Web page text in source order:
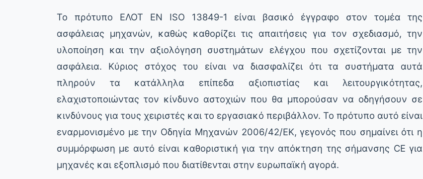
Το πρότυπο ΕΛΟΤ EN ISO 13849-1 είναι βασικό έγγραφο στον τομέα της
ασφάλειας μηχανών, καθώς καθορίζει τις απαιτήσεις για τον σχεδιασμό, την
υλοποίηση και την αξιολόγηση συστημάτων ελέγχου που σχετίζονται με την
ασφάλεια. Κύριος στόχος του είναι να διασφαλίζει ότι τα συστήματα αυτά
πληρούν τα κατάλληλα επίπεδα αξιοπιστίας και λειτουργικότητας,
ελαχιστοποιώντας τον κίνδυνο αστοχιών που θα μπορούσαν να οδηγήσουν σε
κινδύνους για τους χειριστές και το εργασιακό περιβάλλον. Το πρότυπο αυτό είναι
εναρμονισμένο με την Οδηγία Μηχανών 2006/42/ΕΚ, γεγονός που σημαίνει ότι η
συμμόρφωση με αυτό είναι καθοριστική για την απόκτηση της σήμανσης CE για
μηχανές και εξοπλισμό που διατίθενται στην ευρωπαϊκή αγορά.